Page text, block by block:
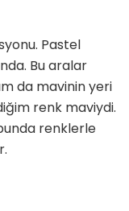
Pastel
Bu aralar
da mavinin yeri
renk maviydi.
renklerle